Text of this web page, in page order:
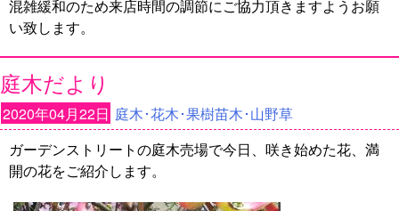
混雑緩和のため来店時間の調節にご協力頂きますようお願
い致します。
庭木だより
2020年04月22日 庭木･花木･果樹苗木･山野草
ガーデンストリートの庭木売場で今日、咲き始めた花、満
開の花をご紹介します。